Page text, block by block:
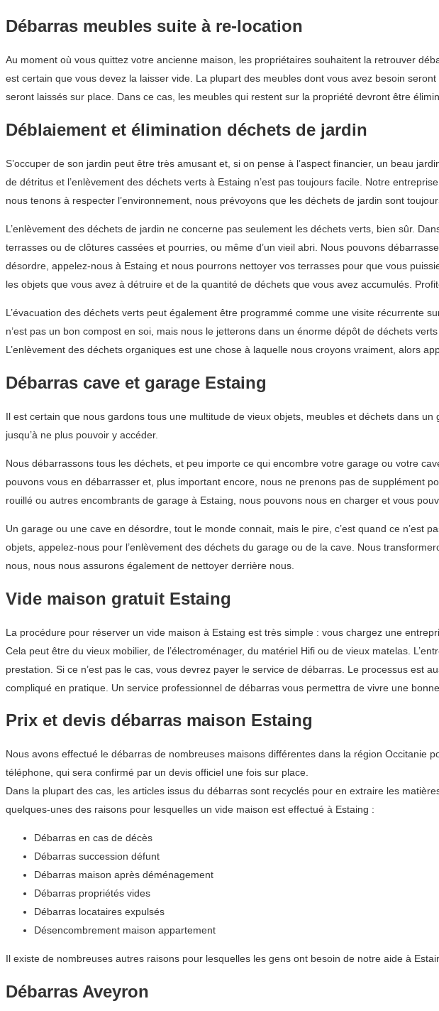
Débarras meubles suite à re-location
Au moment où vous quittez votre ancienne maison, les propriétaires souhaitent la retrouver
est certain que vous devez la laisser vide. La plupart des meubles dont vous avez besoin
seront laissés sur place. Dans ce cas, les meubles qui restent sur la propriété devront être
Déblaiement et élimination déchets de jardin
S’occuper de son jardin peut être très amusant et, si on pense à l’aspect financier, un beau
de détritus et l’enlèvement des déchets verts à Estaing n’est pas toujours facile. Notre
nous tenons à respecter l’environnement, nous prévoyons que les déchets de jardin sont
L’enlèvement des déchets de jardin ne concerne pas seulement les déchets verts, bien sûr.
terrasses ou de clôtures cassées et pourries, ou même d’un vieil abri. Nous pouvons
désordre, appelez-nous à Estaing et nous pourrons nettoyer vos terrasses pour que vous
les objets que vous avez à détruire et de la quantité de déchets que vous avez accumulés.
L’évacuation des déchets verts peut également être programmé comme une visite récurrente
n’est pas un bon compost en soi, mais nous le jetterons dans un énorme dépôt de déchets
L’enlèvement des déchets organiques est une chose à laquelle nous croyons vraiment, alors
Débarras cave et garage Estaing
Il est certain que nous gardons tous une multitude de vieux objets, meubles et déchets dans
jusqu’à ne plus pouvoir y accéder.
Nous débarrassons tous les déchets, et peu importe ce qui encombre votre garage ou votre
pouvons vous en débarrasser et, plus important encore, nous ne prenons pas de supplément
rouillé ou autres encombrants de garage à Estaing, nous pouvons nous en charger et vous
Un garage ou une cave en désordre, tout le monde connait, mais le pire, c’est quand ce
objets, appelez-nous pour l’enlèvement des déchets du garage ou de la cave. Nous
nous, nous nous assurons également de nettoyer derrière nous.
Vide maison gratuit Estaing
La procédure pour réserver un vide maison à Estaing est très simple : vous chargez une
Cela peut être du vieux mobilier, de l’électroménager, du matériel Hifi ou de vieux matelas.
prestation. Si ce n’est pas le cas, vous devrez payer le service de débarras. Le processus est
compliqué en pratique. Un service professionnel de débarras vous permettra de vivre une
Prix et devis débarras maison Estaing
Nous avons effectué le débarras de nombreuses maisons différentes dans la région
téléphone, qui sera confirmé par un devis officiel une fois sur place.
Dans la plupart des cas, les articles issus du débarras sont recyclés pour en extraire les
quelques-unes des raisons pour lesquelles un vide maison est effectué à Estaing :
Débarras en cas de décès
Débarras succession défunt
Débarras maison après déménagement
Débarras propriétés vides
Débarras locataires expulsés
Désencombrement maison appartement
Il existe de nombreuses autres raisons pour lesquelles les gens ont besoin de notre aide à
Débarras Aveyron